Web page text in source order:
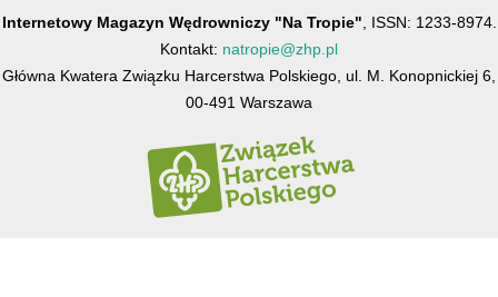
Internetowy Magazyn Wędrowniczy "Na Tropie" , ISSN: 1233-8974.
Kontakt: natropie@zhp.pl
Główna Kwatera Związku Harcerstwa Polskiego, ul. M. Konopnickiej 6,
00-491 Warszawa